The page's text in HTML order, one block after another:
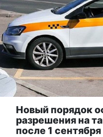
Новый порядок
разрешения на
после 1